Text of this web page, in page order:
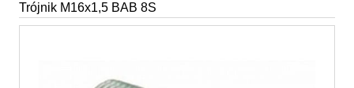
Trójnik M16x1,5 BAB 8S